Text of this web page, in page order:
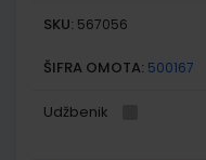
SKU: 567056
ŠIFRA OMOTA: 500167
Udžbenik